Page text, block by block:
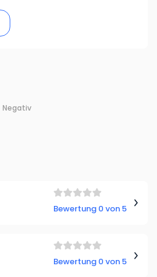
Negativ
Bewertung 0 von 5
Bewertung 0 von 5